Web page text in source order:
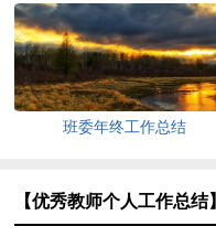
班委年终工作总结
【优秀教师个人工作总结